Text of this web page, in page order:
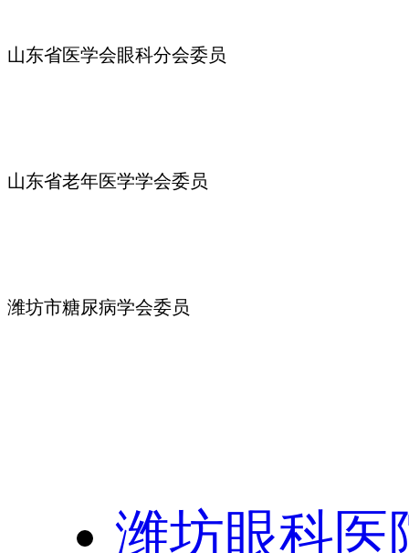
山东省医学会眼科分会委员
山东省老年医学学会委员
潍坊市糖尿病学会委员
潍坊眼科医